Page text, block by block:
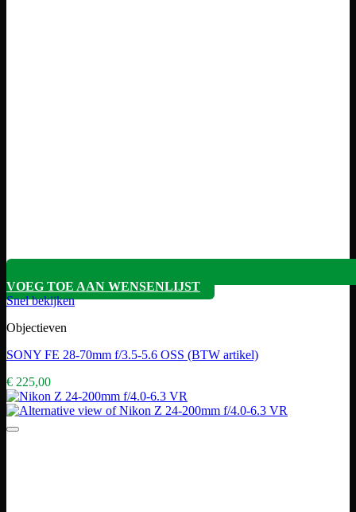
VOEG TOE AAN WENSENLIJST
Snel bekijken
Objectieven
SONY FE 28-70mm f/3.5-5.6 OSS (BTW artikel)
€ 225,00